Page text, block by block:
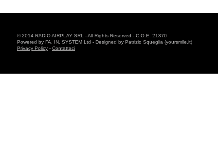
© 2014 RADIO AIRPLAY SRL - All Rights Reserved - C.O.E. 21370
Powered by FA. IN. SYSTEM Ltd - Designed by Patrizio Squeglia (yoursmile.it)
Privacy Policy - Contattaci